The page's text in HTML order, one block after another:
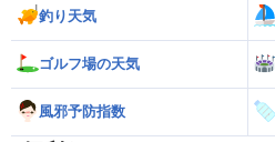
釣り天気
ゴルフ場の天気
風邪予防指数